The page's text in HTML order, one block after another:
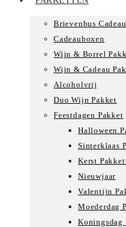
Brievenbus
Cadeauboxen
Wijn & Borrel
Wijn & Cadeau
Alcoholvrij
Duo Wijn Pakket
Feestdagen Pakket
Halloween
Sinterklaas
Kerst
Nieuwjaar
Valentijn
Moederdag
Koningsdag